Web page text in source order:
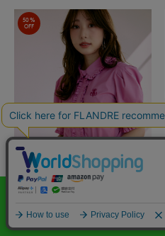
50%
OFF
再値下げ
Maglie L
愛》
￥18,150(税込)